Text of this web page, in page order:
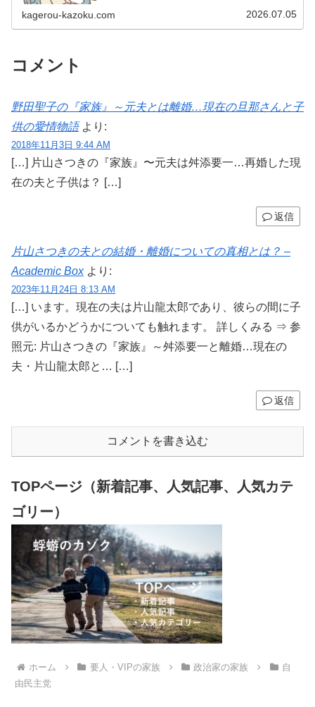
kagerou-kazoku.com 2026.07.05
コメント
野田聖子の『家族』～元夫とは離婚…現在の旦那さんと子
供の愛情物語 より:
2018年11月3日 9:44 AM
[…] 片山さつきの『家族』〜元夫は舛添要一…再婚した現
在の夫と子供は？ […]
返信
片山さつきの夫との結婚・離婚についての真相とは？ –
Academic Box より:
2023年11月24日 8:13 AM
[…] います。現在の夫は片山龍太郎であり、彼らの間に子
供がいるかどうかについても触れます。 詳しくみる ⇒ 参
照元: 片山さつきの『家族』～舛添要一と離婚…現在の
夫・片山龍太郎と… […]
返信
コメントを書き込む
TOPページ（新着記事、人気記事、人気カテ
ゴリー）
ホーム 要人・VIPの家族 政治家の家族
自
由民主党